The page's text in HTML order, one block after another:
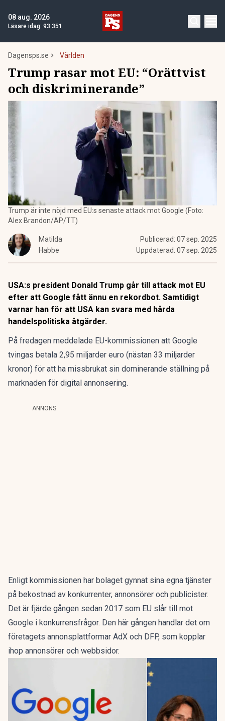
08 aug. 2026
Läsare idag: 93 351
Dagensps.se Världen
Trump rasar mot EU: “Orättvist
och diskriminerande”
Trump är inte nöjd med EU:s senaste attack mot Google (Foto:
Alex Brandon/AP/TT)
Matilda
Habbe
Publicerad: 07 sep. 2025
Uppdaterad: 07 sep. 2025
USA:s president Donald Trump går till attack mot EU
efter att Google fått ännu en rekordbot. Samtidigt
varnar han för att USA kan svara med hårda
handelspolitiska åtgärder.
På fredagen meddelade EU-kommissionen att Google
tvingas betala 2,95 miljarder euro (nästan 33 miljarder
kronor) för att ha missbrukat sin dominerande ställning på
marknaden för digital annonsering.
ANNONS
Enligt kommissionen har bolaget gynnat sina egna tjänster
på bekostnad av konkurrenter, annonsörer och publicister.
Det är fjärde gången sedan 2017 som EU slår till mot
Google i konkurrensfrågor. Den här gången handlar det om
företagets annonsplattformar AdX och DFP, som kopplar
ihop annonsörer och webbsidor.